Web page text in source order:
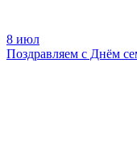
8 июл
Поздравляем с Днём